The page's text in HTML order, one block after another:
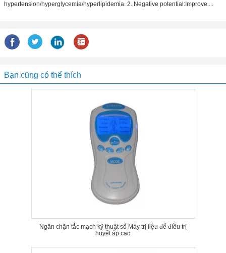
hypertension/hyperglycemia/hyperlipidemia. 2. Negative potential:Improve ...
Bạn cũng có thể thích
Ngăn chặn tắc mạch kỹ thuật số Máy trị liệu để điều trị
huyết áp cao